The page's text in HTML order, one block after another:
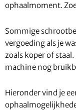
ophaalmoment.
Sommige
vergoeding als je
zoals koper of
machine nog
Hieronder vind je